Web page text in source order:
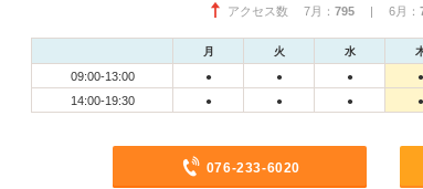
アクセス数 7月： 795 | 6月：
月 火 水
09:00-13:00 ● ● ● ●
14:00-19:30 ● ● ● ●
076-233-6020